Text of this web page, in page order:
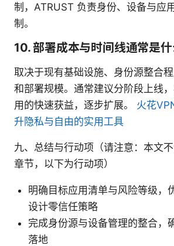
制，ATRUST 负责身份、设备与应
制。
10. 部署成本与时间线通常是什
取决于现有基础设施、身份源整合
和部署规模。通常建议分阶段上线
用的快速获益，逐步扩展。 火花
升隐私与自由的实用工具
九、总结与行动项（请注意：本文
章节，以下为行动项）
明确目标应用清单与风险等级，
设计零信任策略
完成身份源与设备管理的整合，
落地